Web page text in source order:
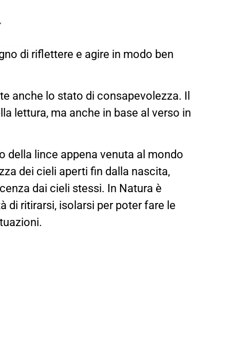
di riflettere e agire in modo ben
anche lo stato di consapevolezza. Il
lettura, ma anche in base al verso in
della lince appena venuta al mondo
dei cieli aperti fin dalla nascita,
dai cieli stessi. In Natura è
di ritirarsi, isolarsi per poter fare le